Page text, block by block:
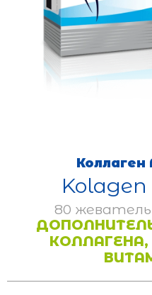
80
КОЛЛАГЕНА,